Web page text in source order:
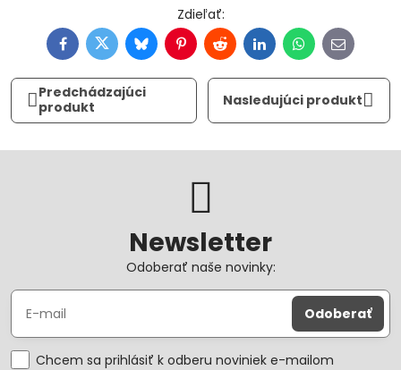
FacebookTwitterBlueskyPinterestRedditLinkedInWhatsApp
E-
mail
Predchádzajúci
produkt
Nasledujúci produkt
Newsletter
Odoberať naše novinky:
Odoberať
Chcem sa prihlásiť k odberu noviniek e-mailom